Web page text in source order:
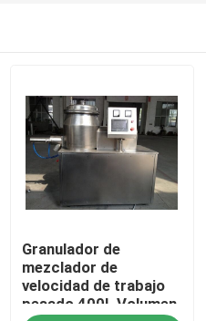
Granulador de
mezclador de
velocidad de trabajo
pesado 400L Volumen